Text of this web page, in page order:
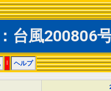
台風200806
| ヘルプ